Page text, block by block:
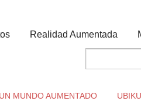
Realidad Aumentada
UN MUNDO AUMENTADO